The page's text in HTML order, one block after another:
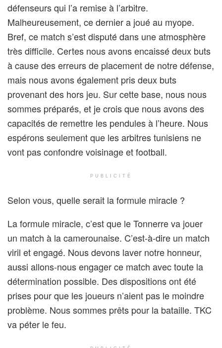
défenseurs qui l’a remise à l’arbitre.
Malheureusement, ce dernier a joué au myope.
Bref, ce match s’est disputé dans une atmosphère
très difficile. Certes nous avons encaissé deux buts
à cause des erreurs de placement de notre défense,
mais nous avons également pris deux buts
provenant des hors jeu. Sur cette base, nous nous
sommes préparés, et je crois que nous avons des
capacités de remettre les pendules à l’heure. Nous
espérons seulement que les arbitres tunisiens ne
vont pas confondre voisinage et football.
PUBLICITÉ
Selon vous, quelle serait la formule miracle ?
La formule miracle, c’est que le Tonnerre va jouer
un match à la camerounaise. C’est-à-dire un match
viril et engagé. Nous devons laver notre honneur,
aussi allons-nous engager ce match avec toute la
détermination possible. Des dispositions ont été
prises pour que les joueurs n’aient pas le moindre
problème. Nous sommes prêts pour la bataille. TKC
va péter le feu.